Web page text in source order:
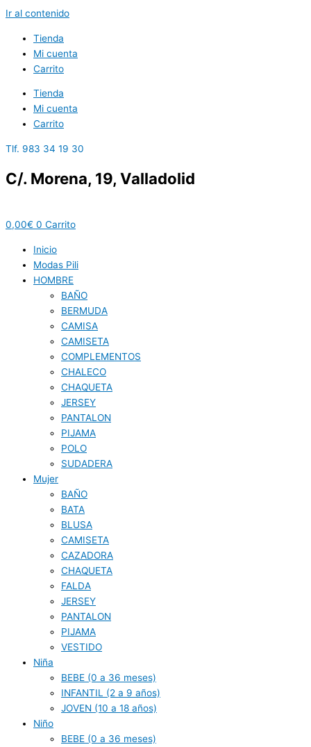
Ir al contenido
Tienda
Mi cuenta
Carrito
Tienda
Mi cuenta
Carrito
Tlf. 983 34 19 30
C/. Morena, 19, Valladolid
0,00€ 0 Carrito
Inicio
Modas Pili
HOMBRE
BAÑO
BERMUDA
CAMISA
CAMISETA
COMPLEMENTOS
CHALECO
CHAQUETA
JERSEY
PANTALON
PIJAMA
POLO
SUDADERA
Mujer
BAÑO
BATA
BLUSA
CAMISETA
CAZADORA
CHAQUETA
FALDA
JERSEY
PANTALON
PIJAMA
VESTIDO
Niña
BEBE (0 a 36 meses)
INFANTIL (2 a 9 años)
JOVEN (10 a 18 años)
Niño
BEBE (0 a 36 meses)